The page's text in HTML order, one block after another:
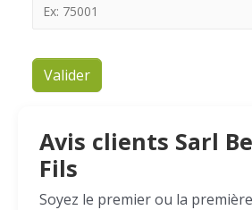
Valider
Avis clients Sarl
Fils
Soyez le premier ou la